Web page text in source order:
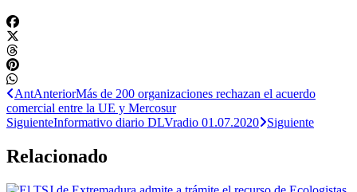
AntAnteriorMás de 200 organizaciones rechazan el acuerdo
comercial entre la UE y Mercosur
SiguienteInformativo diario DLVradio 01.07.2020 Siguiente
Relacionado